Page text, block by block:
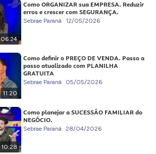
06:24
Como ORGANIZAR sua EMPRESA. Reduzir
erros e crescer com SEGURANÇA.
Sebrae Paraná 12/05/2026
11:20
Como definir o PREÇO DE VENDA. Passo a
passo atualizado com PLANILHA
GRATUITA
Sebrae Paraná 05/05/2026
10:28
Como planejar a SUCESSÃO FAMILIAR do
NEGÓCIO.
Sebrae Paraná 28/04/2026